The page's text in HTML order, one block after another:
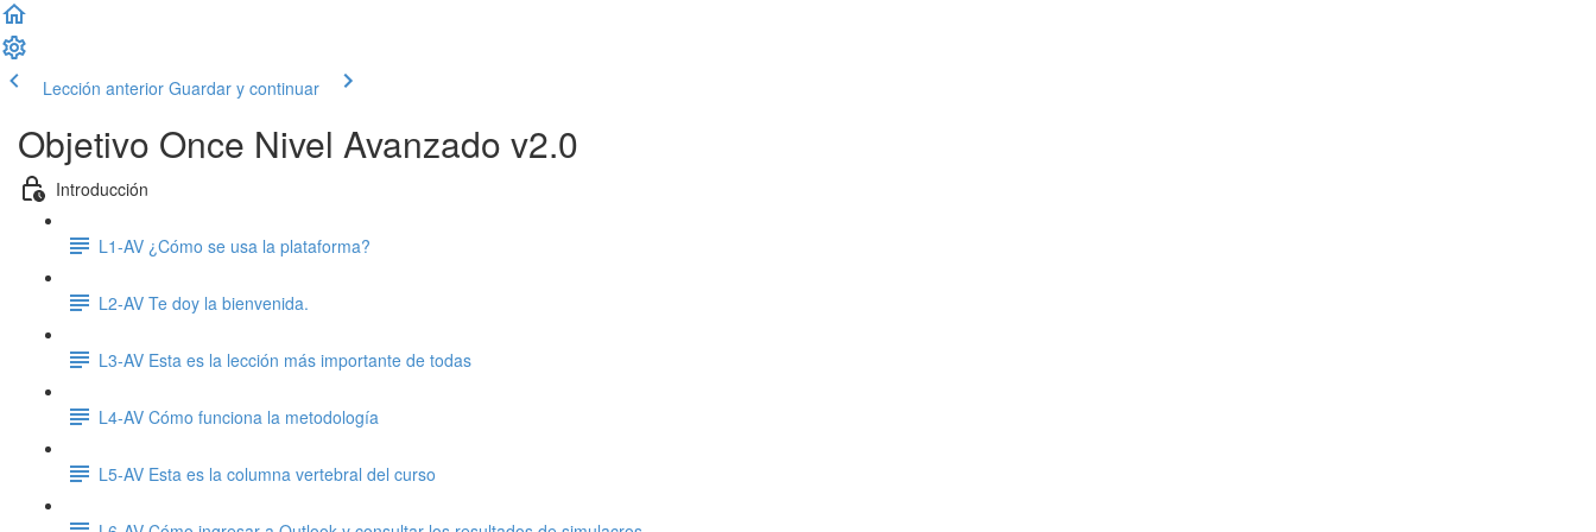
Lección anterior Guardar y continuar
Objetivo Once Nivel Avanzado v2.0
Introducción
L1-AV ¿Cómo se usa la plataforma?
L2-AV Te doy la bienvenida.
L3-AV Esta es la lección más importante de todas
L4-AV Cómo funciona la metodología
L5-AV Esta es la columna vertebral del curso